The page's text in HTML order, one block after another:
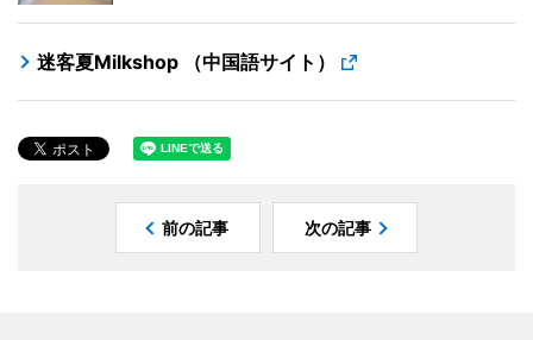
迷客夏Milkshop （中国語サイト）
前の記事 次の記事